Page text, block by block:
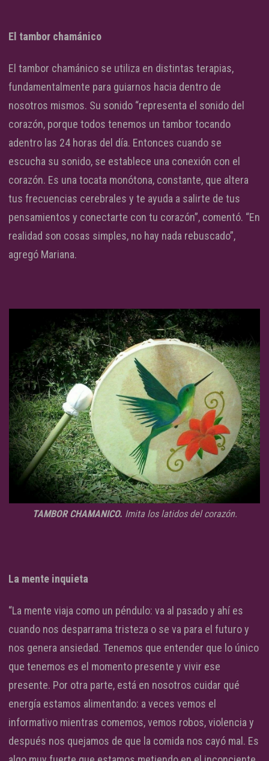
El tambor chamánico
El tambor chamánico se utiliza en distintas terapias,
fundamentalmente para guiarnos hacia dentro de
nosotros mismos. Su sonido “representa el sonido del
corazón, porque todos tenemos un tambor tocando
adentro las 24 horas del día. Entonces cuando se
escucha su sonido, se establece una conexión con el
corazón. Es una tocata monótona, constante, que altera
tus frecuencias cerebrales y te ayuda a salirte de tus
pensamientos y conectarte con tu corazón”, comentó. “En
realidad son cosas simples, no hay nada rebuscado”,
agregó Mariana.
TAMBOR CHAMANICO. Imita los latidos del corazón.
La mente inquieta
“La mente viaja como un péndulo: va al pasado y ahí es
cuando nos desparrama tristeza o se va para el futuro y
nos genera ansiedad. Tenemos que entender que lo único
que tenemos es el momento presente y vivir ese
presente. Por otra parte, está en nosotros cuidar qué
energía estamos alimentando: a veces vemos el
informativo mientras comemos, vemos robos, violencia y
después nos quejamos de que la comida nos cayó mal. Es